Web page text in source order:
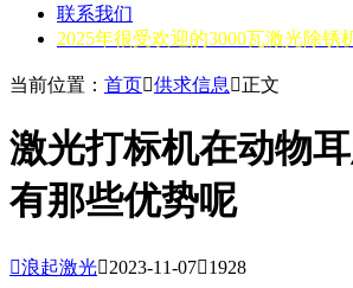
联系我们
2025年很受欢迎的3000瓦激光除锈
当前位置： 首页供求信息 正文
激光打标机在动物
有那些优势呢
浪起激光2023-11-071928